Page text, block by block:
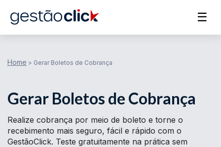
☰
Home > Gerar Boletos de Cobrança
Gerar Boletos de Cobrança
Realize cobrança por meio de boleto e torne o
recebimento mais seguro, fácil e rápido com o
GestãoClick. Teste gratuitamente na prática sem